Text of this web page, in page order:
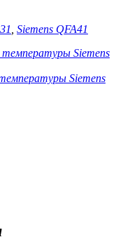
Siemens QFA41
Siemens
Siemens